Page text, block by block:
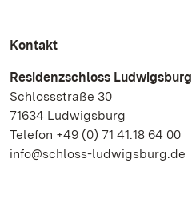
Kontakt
Residenzschloss Ludwigsburg
Schlossstraße 30
71634 Ludwigsburg
Telefon +49 (0) 71 41.18 64 00
info@schloss-ludwigsburg.de